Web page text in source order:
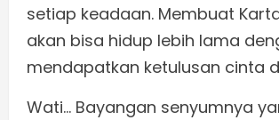
setiap keadaan. Membuat
akan bisa hidup lebih lama
mendapatkan ketulusan cinta
Wati… Bayangan senyumnya